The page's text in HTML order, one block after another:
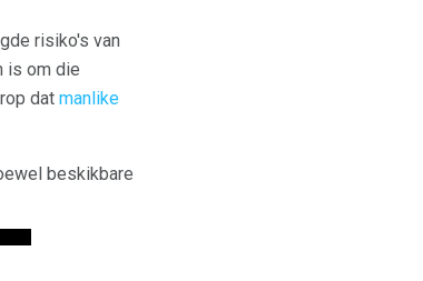
risiko's van
is om die
dat manlike
beskikbare